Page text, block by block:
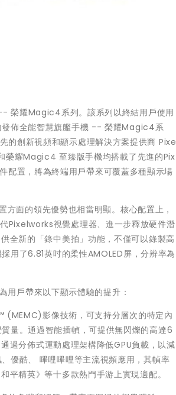
榮耀Magic4系列。該系列以終結用戶使用
發佈全能智慧旗艦手機 -- 榮耀Magic4系
創新視頻和顯示處理解決方案提供商 Pixe
耀Magic4 至臻版手機均搭載了先進的Pix
置，將為終端用戶帶來可覆蓋多種顯示場
面的領先優勢也相當明顯。核心配置上，
Pixelworks視覺處理器、進一步釋放硬件潛
全新的「錄中美拍」功能，不僅可以錄製高
用了6.81英吋的柔性AMOLED屏，分辨率為
戶帶來以下顯示體驗的提升：
影像技術，可支持分層次的特定內
量。通過智能插幀，可提供無閃爍的高達6
過分佈式運動處理架構降低GPU負載，以減
優酷、 嗶哩嗶哩等主流視頻應用，其幀率
平精英》等十多款熱門手游上實現適配。